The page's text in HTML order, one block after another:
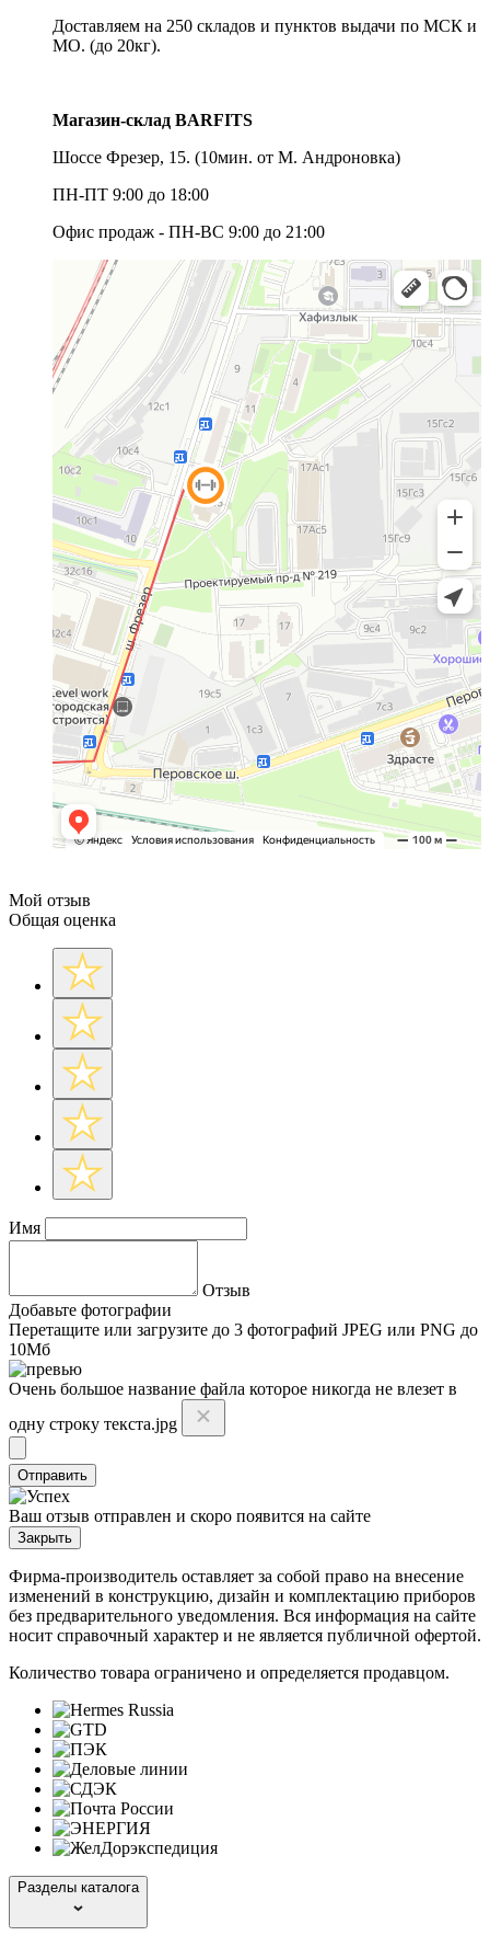
Доставляем на 250 складов и пунктов выдачи по МСК и
МО. (до 20кг).
Магазин-склад BARFITS
Шоссе Фрезер, 15. (10мин. от М. Андроновка)
ПН-ПТ 9:00 до 18:00
Офис продаж - ПН-ВС 9:00 до 21:00
Мой отзыв
Общая оценка
Имя
Отзыв
Добавьте фотографии
Перетащите или загрузите до 3 фотографий JPEG или PNG до
10Мб
Очень большое название файла которое никогда не влезет в
одну строку текста.jpg
Отправить
Ваш отзыв отправлен и скоро появится на сайте
Закрыть
Фирма-производитель оставляет за собой право на внесение
изменений в конструкцию, дизайн и комплектацию приборов
без предварительного уведомления. Вся информация на сайте
носит справочный характер и не является публичной офертой.
Количество товара ограничено и определяется продавцом.
Разделы каталога